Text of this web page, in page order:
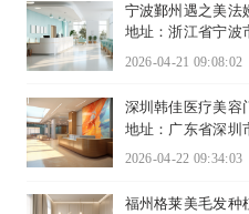
宁波鄞州遇之美法
地址：浙江省宁波
2026-04-21 09:08:02
深圳韩佳医疗美容
地址：广东省深圳
2026-04-22 09:34:03
福州格莱美毛发种